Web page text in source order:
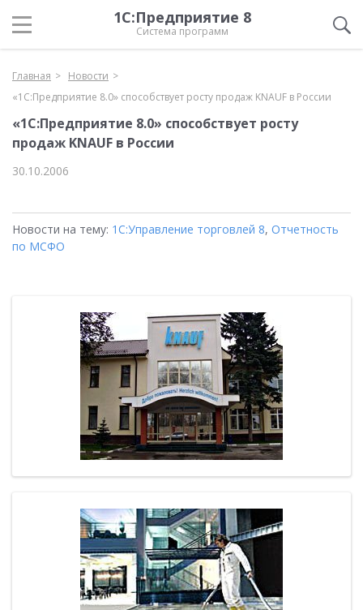
1С:Предприятие 8
Система программ
Главная
Новости
«1С:Предприятие 8.0» способствует росту продаж KNAUF в России
«1С:Предприятие 8.0» способствует росту
продаж KNAUF в России
30.10.2006
Новости на тему: 1С:Управление торговлей 8, Отчетность
по МСФО